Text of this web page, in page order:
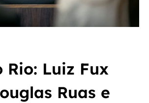
Rio: Luiz Fux
Ruas e